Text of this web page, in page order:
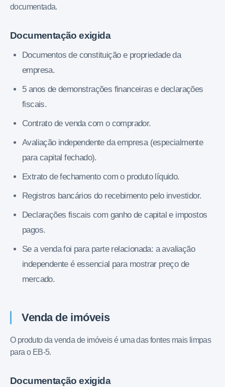
documentada.
Documentação exigida
Documentos de constituição e propriedade da
empresa.
5 anos de demonstrações financeiras e declarações
fiscais.
Contrato de venda com o comprador.
Avaliação independente da empresa (especialmente
para capital fechado).
Extrato de fechamento com o produto líquido.
Registros bancários do recebimento pelo investidor.
Declarações fiscais com ganho de capital e impostos
pagos.
Se a venda foi para parte relacionada: a avaliação
independente é essencial para mostrar preço de
mercado.
Venda de imóveis
O produto da venda de imóveis é uma das fontes mais limpas
para o EB-5.
Documentação exigida